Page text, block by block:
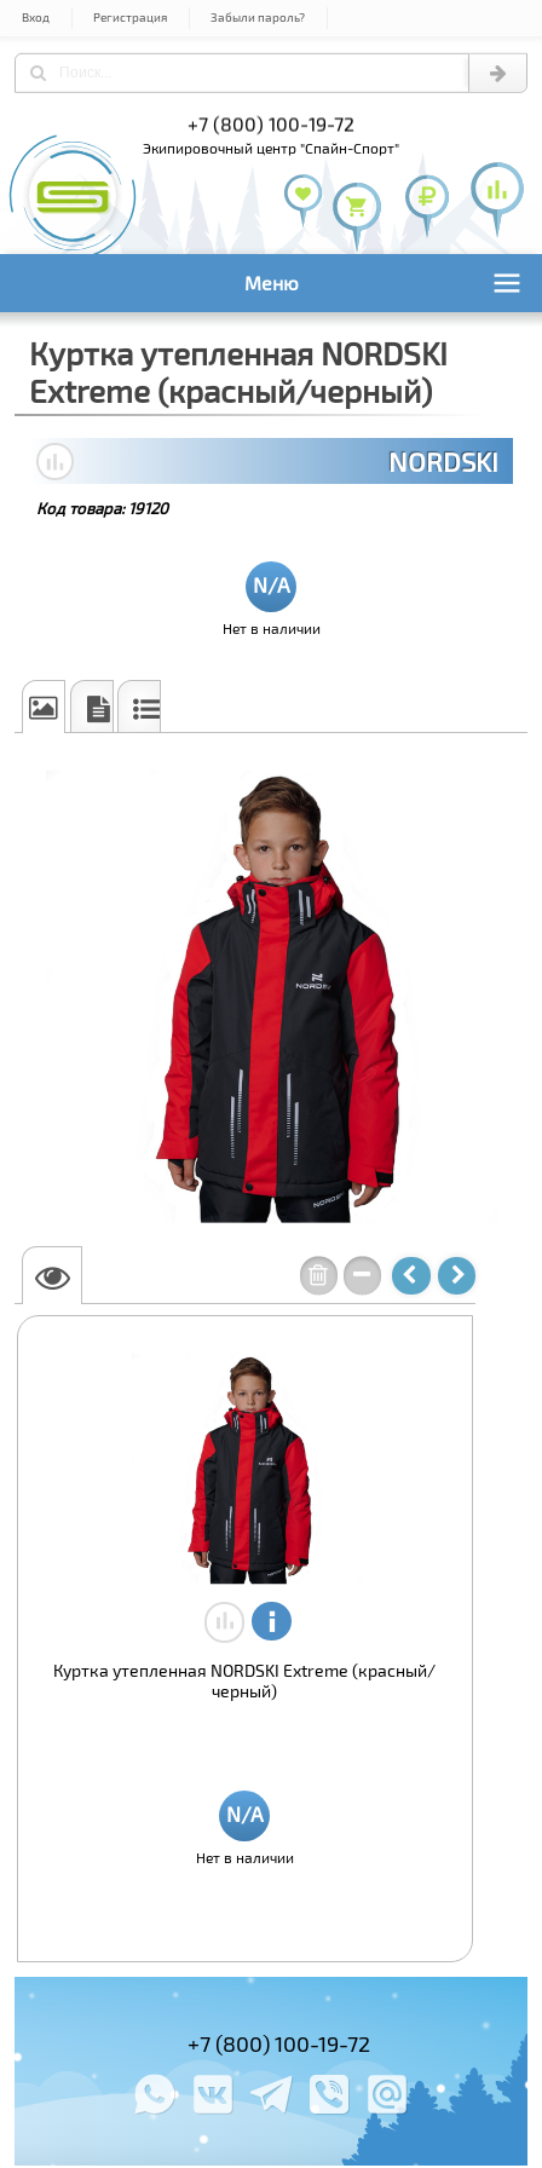
Вход Регистрация Забыли пароль?
+7 (800) 100-19-72
экипировочный центр "Спайн-Спорт"
Меню
Куртка утепленная NORDSKI
Extreme (красный/черный)
NORDSKI
Код товара: 19120
Нет в наличии
Куртка утепленная NORDSKI Extreme (красный/
черный)
Нет в наличии
+7 (495)
+7 (800) 100-19-72